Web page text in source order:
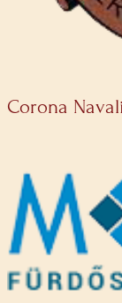
Corona